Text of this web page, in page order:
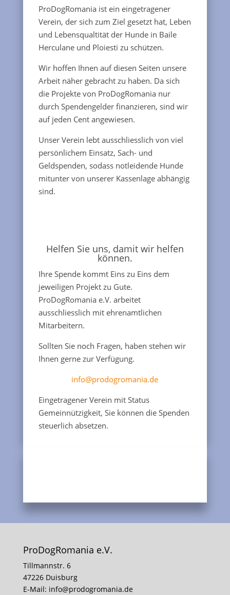
ProDogRomania ist ein eingetragener
Verein, der sich zum Ziel gesetzt hat, Leben
und Lebensqualtität der Hunde in Baile
Herculane und Ploiesti zu schützen.
Wir hoffen Ihnen auf diesen Seiten unsere
Arbeit näher gebracht zu haben. Da sich
die Projekte von ProDogRomania nur
durch Spendengelder finanzieren, sind wir
auf jeden Cent angewiesen.
Unser Verein lebt ausschliesslich von viel
persönlichem Einsatz, Sach- und
Geldspenden, sodass notleidende Hunde
mitunter von unserer Kassenlage abhängig
sind.
Helfen Sie uns, damit wir helfen
können.
Ihre Spende kommt Eins zu Eins dem
jeweiligen Projekt zu Gute.
ProDogRomania e.V. arbeitet
ausschliesslich mit ehrenamtlichen
Mitarbeitern.
Sollten Sie noch Fragen, haben stehen wir
Ihnen gerne zur Verfügung.
info@prodogromania.de
Eingetragener Verein mit Status
Gemeinnützigkeit, Sie können die Spenden
steuerlich absetzen.
ProDogRomania e.V.
Tillmannstr. 6
47226 Duisburg
E-Mail: info@prodogromania.de